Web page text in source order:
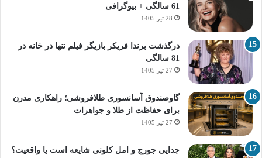
61 سالگی + بیوگرافی
28 تیر 1405
درگذشت برندا فریکر بازیگر فیلم تنها در خانه در
81 سالگی
27 تیر 1405
گاوصندوق آسانسوری طلافروشی؛ راهکاری مدرن
برای حفاظت از طلا و جواهرات
27 تیر 1405
جدایی جورج و امل کلونی شایعه است یا واقعیت؟